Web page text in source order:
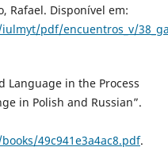
Rafael. Disponível em:
pdf/encuentros_v/
Language in the Process
in Polish and Russian”.
49c941e3a4ac8.pdf.